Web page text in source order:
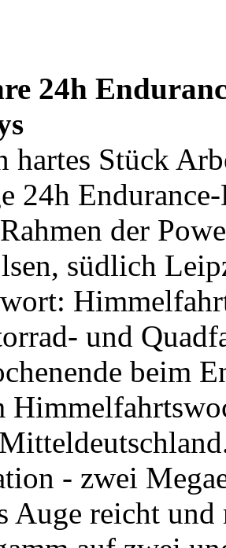
24h
hartes Stück
24h
der
südlich
und
beim
- zwei
Auge reicht